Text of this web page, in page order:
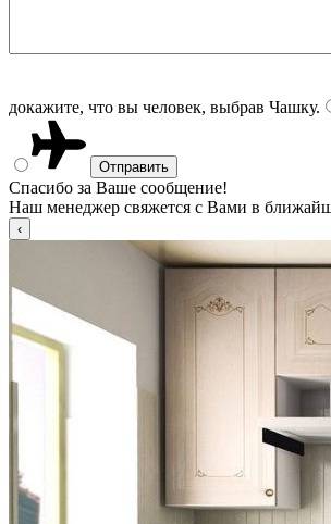
докажите, что вы человек, выбрав Чашку.
Спасибо за Ваше сообщение!
Наш менеджер свяжется с Вами в